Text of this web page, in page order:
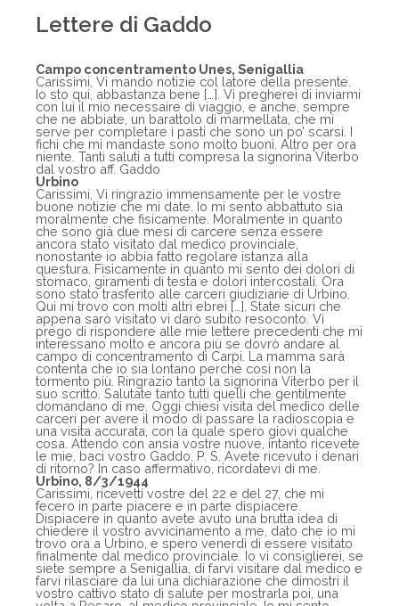
Lettere di Gaddo
Campo concentramento Unes, Senigallia
Carissimi, Vi mando notizie col latore della presente.
Io sto qui, abbastanza bene […]. Vi pregherei di inviarmi
con lui il mio necessaire di viaggio, e anche, sempre
che ne abbiate, un barattolo di marmellata, che mi
serve per completare i pasti che sono un po’ scarsi. I
fichi che mi mandaste sono molto buoni. Altro per ora
niente. Tanti saluti a tutti compresa la signorina Viterbo
dal vostro aff. Gaddo
Urbino
Carissimi, Vi ringrazio immensamente per le vostre
buone notizie che mi date. Io mi sento abbattuto sia
moralmente che fisicamente. Moralmente in quanto
che sono già due mesi di carcere senza essere
ancora stato visitato dal medico provinciale,
nonostante io abbia fatto regolare istanza alla
questura. Fisicamente in quanto mi sento dei dolori di
stomaco, giramenti di testa e dolori intercostali. Ora
sono stato trasferito alle carceri giudiziarie di Urbino.
Qui mi trovo con molti altri ebrei […]. State sicuri che
appena sarò visitato vi darò subito resoconto. Vi
prego di rispondere alle mie lettere precedenti che mi
interessano molto e ancora più se dovrò andare al
campo di concentramento di Carpi. La mamma sarà
contenta che io sia lontano perché così non la
tormento più. Ringrazio tanto la signorina Viterbo per il
suo scritto. Salutate tanto tutti quelli che gentilmente
domandano di me. Oggi chiesi visita del medico delle
carceri per avere il modo di passare la radioscopia e
una visita accurata, con la quale spero giovi qualche
cosa. Attendo con ansia vostre nuove, intanto ricevete
le mie, baci vostro Gaddo. P. S. Avete ricevuto i denari
di ritorno? In caso affermativo, ricordatevi di me.
Urbino, 8/3/1944
Carissimi, ricevetti vostre del 22 e del 27, che mi
fecero in parte piacere e in parte dispiacere.
Dispiacere in quanto avete avuto una brutta idea di
chiedere il vostro avvicinamento a me, dato che io mi
trovo ora a Urbino, e spero venerdì di essere visitato
finalmente dal medico provinciale. Io vi consiglierei, se
siete sempre a Senigallia, di farvi visitare dal medico e
farvi rilasciare da lui una dichiarazione che dimostri il
vostro cattivo stato di salute per mostrarla poi, una